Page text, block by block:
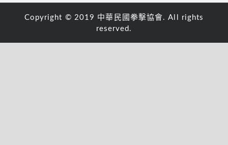
Copyright © 2019 中華民國拳擊協會. All rights
reserved.